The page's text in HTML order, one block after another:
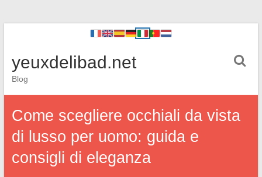
yeuxdelibad.net
Blog
Come scegliere occhiali da vista
di lusso per uomo: guida e
consigli di eleganza